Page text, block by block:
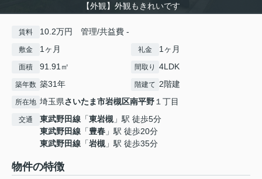
【外観】外観もきれいです
賃料 10.2万円 管理/共益費 -
敷金 1ヶ月 礼金 1ヶ月
面積 91.91㎡ 間取り 4LDK
築年数 築31年 階建て 2階建
所在地 埼玉県さいたま市岩槻区南平野１丁目
交通 東武野田線 「東岩槻 」駅 徒歩5分
東武野田線 「豊春 」駅 徒歩20分
東武野田線 「岩槻 」駅 徒歩35分
物件の特徴